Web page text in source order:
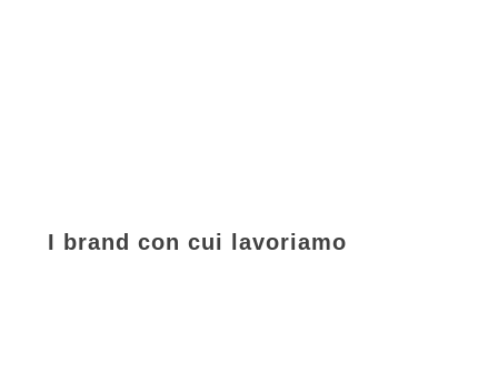
I brand con cui lavoriamo